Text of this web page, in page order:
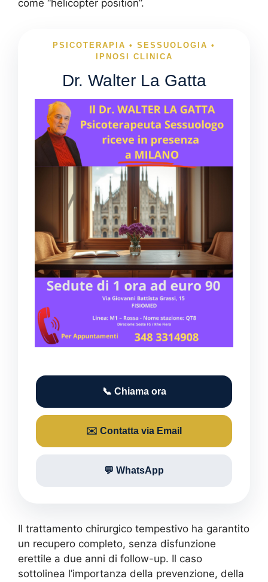
come “helicopter position”.
PSICOTERAPIA • SESSUOLOGIA •
IPNOSI CLINICA
Dr. Walter La Gatta
📞 Chiama ora
✉️ Contatta via Email
💬 WhatsApp
Il trattamento chirurgico tempestivo ha garantito
un recupero completo, senza disfunzione
erettile a due anni di follow-up. Il caso
sottolinea l’importanza della prevenzione, della